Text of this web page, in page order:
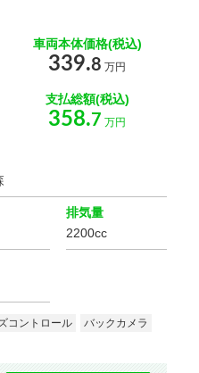
車両本体価格(税込)
339.8 万円
支払総額(税込)
358.7 万円
排気量
2200cc
コントロール
バックカメラ